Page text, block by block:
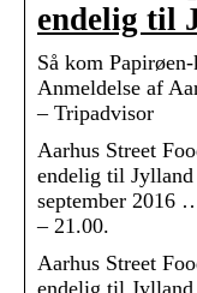
endelig til
Så kom
Anmeldelse af
– Tripadvisor
Aarhus Street
endelig til
september 2016
– 21.00.
Aarhus Street